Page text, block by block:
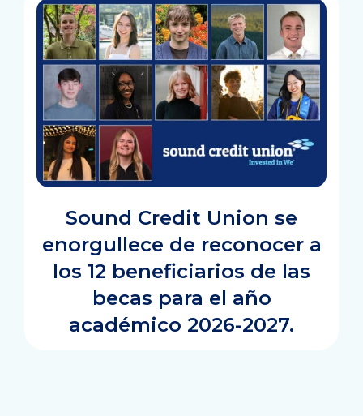
Sound Credit Union se
enorgullece de reconocer a
los 12 beneficiarios de las
becas para el año
académico 2026-2027.